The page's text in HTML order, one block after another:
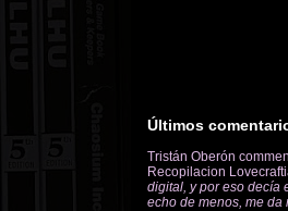
Últimos
Tristán Oberón
Recopilacion
digital, y por eso decía
echo de menos, me